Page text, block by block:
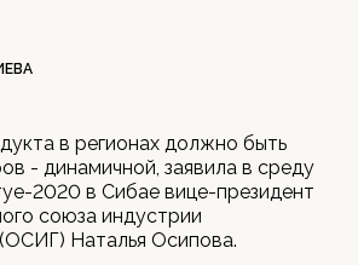
в регионах должно быть
- динамичной, заявила в среду
2020 в Сибае вице-президент
союза индустрии
Наталья Осипова.